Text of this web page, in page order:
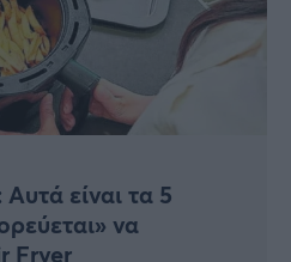
είναι τα 5
να
Fryer